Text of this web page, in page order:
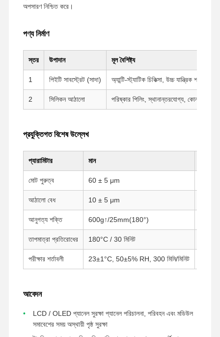
অপসারণ নিশ্চিত করে।
পণ্য নির্মাণ
স্তর উপাদান মূল বৈশিষ্ট্য
1 পিইটি সাবস্ট্রেট (সাদা) অ্যান্টি-স্ট্যাটিক চিকিত্সা, উচ্চ যান্ত্রিক শক্তি
2 সিলিকন আঠালো পরিষ্কার পিলিং, স্থানান্তরযোগ্য, কোন
প্রযুক্তিগত বিশেষ উল্লেখ
প্যারামিটার মান
মোট পুরুত্ব 60 ± 5 μm
আঠালো বেধ 10 ± 5 μm
আনুগত্য শক্তি 600g↑/25mm(180°)
তাপমাত্রা প্রতিরোধের 180°C / 30 মিনিট
পরীক্ষার শর্তাবলী 23±1°C, 50±5% RH, 300 মিমি/মিনিট
আবেদন
LCD / OLED প্যানেল সুরক্ষা প্যানেল পরিচালনা, পরিবহন এবং মডিউল
সমাবেশের সময় অস্থায়ী পৃষ্ঠ সুরক্ষা